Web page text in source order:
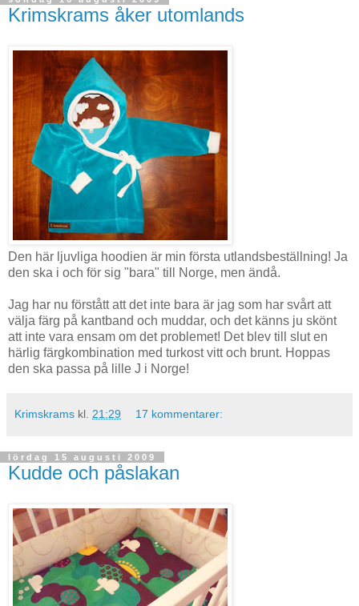
Krimskrams åker utomlands
Den här ljuvliga hoodien är min första utlandsbeställning! Ja
den ska i och för sig "bara" till Norge, men ändå.
Jag har nu förstått att det inte bara är jag som har svårt att
välja färg på kantband och muddar, och det känns ju skönt
att inte vara ensam om det problemet! Det blev till slut en
härlig färgkombination med turkost vitt och brunt. Hoppas
den ska passa på lille J i Norge!
Krimskrams kl. 21:29 17 kommentarer:
lördag 15 augusti 2009
Kudde och påslakan